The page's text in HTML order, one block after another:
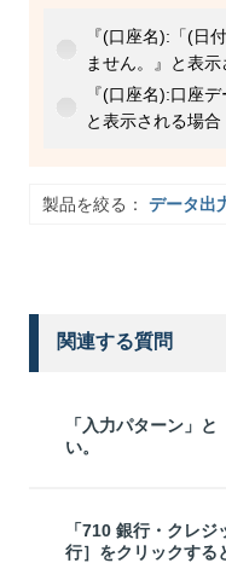
『(口座名):「(日
ません。』と表
『(口座名):口座
と表示される場合
製品を絞る： データ出
関連する質問
「入力パターン」
い。
「710 銀行・クレ
行］をクリックする